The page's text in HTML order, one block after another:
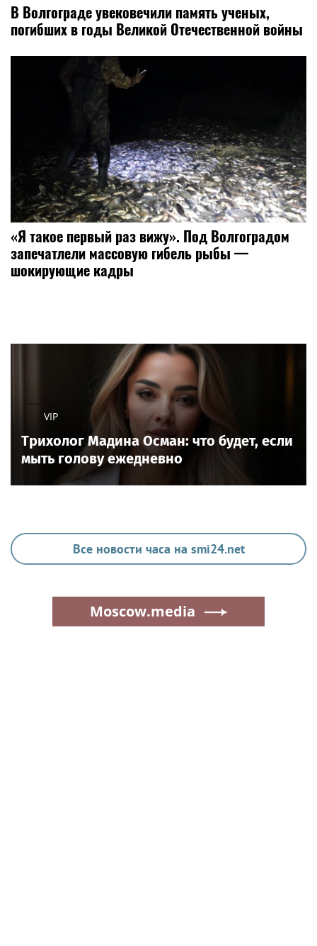
В Волгограде увековечили память ученых,
погибших в годы Великой Отечественной войны
«Я такое первый раз вижу». Под Волгоградом
запечатлели массовую гибель рыбы —
шокирующие кадры
VIP
Трихолог Мадина Осман: что будет, если
мыть голову ежедневно
Все новости часа на smi24.net
Moscow.media